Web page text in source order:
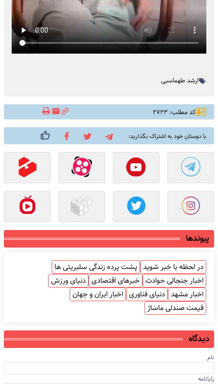
ارشد طهماسبی
کد مطلب: ۲۷۲۳
با دوستان خود به اشتراک بگذارید:
پیوندها
در لحظه با خبر شوید پشت پرده زندگی سلبریتی ها
اخبار جنجالی حوادث خبرهای اقتصادی دنیای ورزش
اخبار مشهد دنیای فناوری اخبار ایران و جهان
قیمت صندلی ماساژ
دیدگاه
نام
رایانامه